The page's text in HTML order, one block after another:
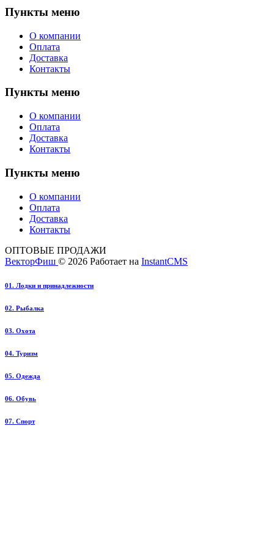
Пункты меню
О компании
Оплата
Доставка
Контакты
Пункты меню
О компании
Оплата
Доставка
Контакты
Пункты меню
О компании
Оплата
Доставка
Контакты
ОПТОВЫЕ ПРОДАЖИ
ВекторФиш © 2026 Работает на InstantCMS
01. Лодки и принадлежности
02. Рыбалка
03. Охота
04. Туризм
05. Одежда
06. Обувь
07. Спорт